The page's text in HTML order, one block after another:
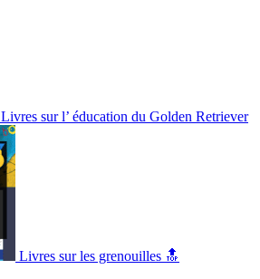
Livres sur l’ éducation du Golden Retriever
Livres sur les grenouilles 🔝